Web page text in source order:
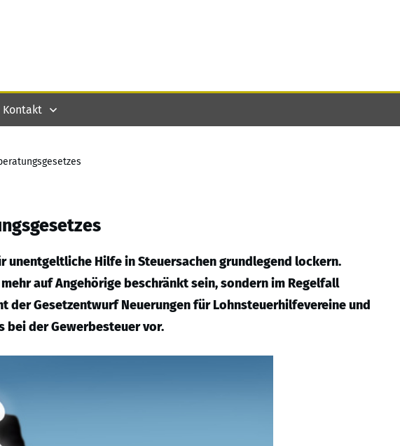
Kontakt
unentgeltliche Hilfe in Steuersachen grundlegend lockern.
auf Angehörige beschränkt sein, sondern im Regelfall
der Gesetzentwurf Neuerungen für Lohnsteuerhilfevereine und
bei der Gewerbesteuer vor.